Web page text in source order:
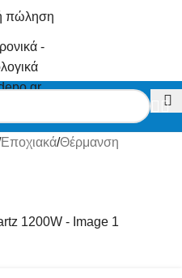
πώληση
Εποχιακά/Θέρμανση